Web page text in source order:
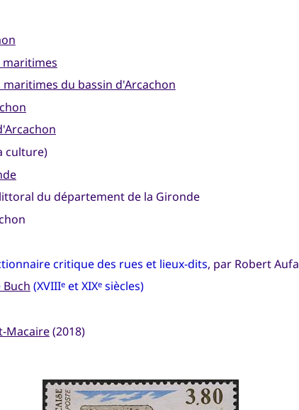
maritimes
du bassin d'Arcachon
culture)
du département de la Gironde
critique des rues et lieux-dits, par Robert
(XVIIIeet XIXesiècles)
Macaire(2018)